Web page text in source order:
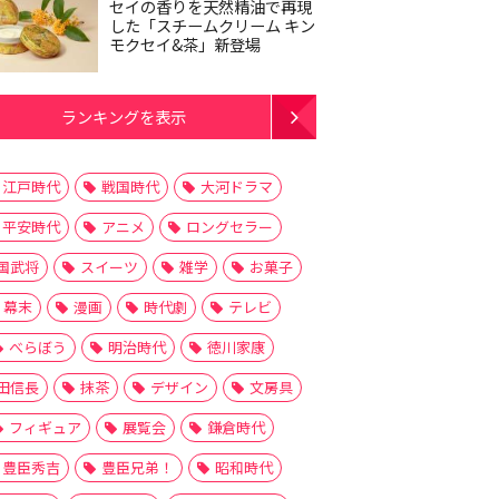
セイの香りを天然精油で再現
した「スチームクリーム キン
モクセイ&茶」新登場
ランキングを表示
江戸時代 戦国時代
大河ドラマ
平安時代
アニメ
ロングセラー
武将
スイーツ 雑学
お菓子
幕末
漫画 時代劇
テレビ
べらぼう
明治時代
徳川家康
信長
抹茶 デザイン
文房具
フィギュア
展覧会
鎌倉時代
豊臣秀吉
豊臣兄弟！
昭和時代